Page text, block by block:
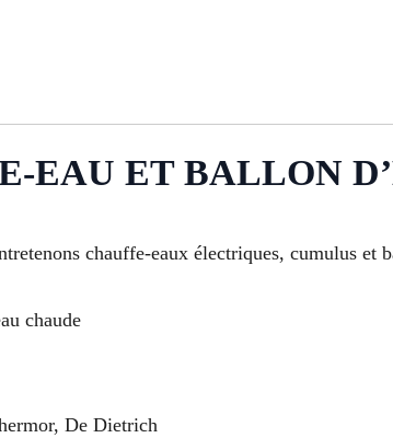
EAU ET BALLON
chauffe-eaux électriques, cumulus et
chaude
De Dietrich